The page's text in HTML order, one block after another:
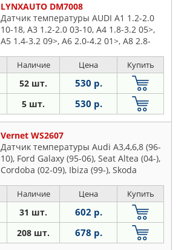
LYNXAUTO DM7008
Датчик температуры AUDI A1 1.2-2.0
10-18, A3 1.2-2.0 03-10, A4 1.8-3.2 05>,
A5 1.4-3.2 09>, A6 2.0-4.2 01>, A8 2.8-
06>, FORD Galaxy I 1.9d-2.8 95>,
MERCEDES-BENZ V280(W638 97>,
MITSUBISHI Outlander(CW 2.0d 07>
Наличие Цена Купить
52 шт. 530 р.
5 шт. 530 р.
Vernet WS2607
Датчик температуры Audi A3,4,6,8 (96-
10), Ford Galaxy (95-06), Seat Altea (04-),
Cordoba (02-09), Ibiza (99-), Skoda
(04-10), Crafter (06-), Golf (97-), Passat
(01-), Polo (99-), Sharan (97-10),
Transporter (03-09)
Наличие Цена Купить
31 шт. 602 р.
208 шт. 678 р.